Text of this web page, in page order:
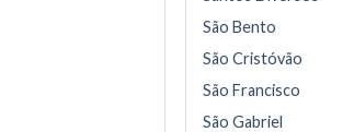
São Bento
São Cristóvão
São Francisco
São Gabriel